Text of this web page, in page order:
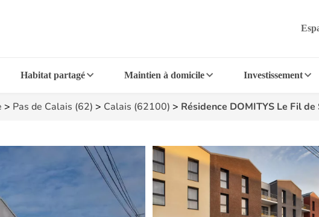
Habitat partagé Maintien à domicile Investissement
> Pas de Calais (62) > Calais (62100) > Résidence DOMITYS Le Fil de